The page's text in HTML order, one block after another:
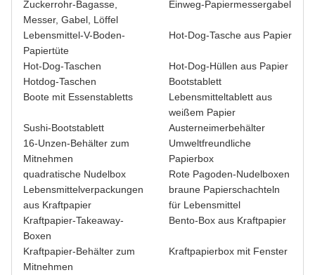
Zuckerrohr-Bagasse,
Messer, Gabel, Löffel
Einweg-Papiermessergabel
Lebensmittel-V-Boden-
Papiertüte
Hot-Dog-Tasche aus Papier
Hot-Dog-Taschen
Hot-Dog-Hüllen aus Papier
Hotdog-Taschen
Bootstablett
Boote mit Essenstabletts
Lebensmitteltablett aus
weißem Papier
Sushi-Bootstablett
Austerneimerbehälter
16-Unzen-Behälter zum
Mitnehmen
Umweltfreundliche
Papierbox
quadratische Nudelbox
Rote Pagoden-Nudelboxen
Lebensmittelverpackungen
aus Kraftpapier
braune Papierschachteln
für Lebensmittel
Kraftpapier-Takeaway-
Boxen
Bento-Box aus Kraftpapier
Kraftpapier-Behälter zum
Mitnehmen
Kraftpapierbox mit Fenster